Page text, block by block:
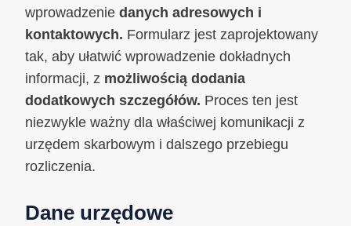
wprowadzenie danych adresowych i
kontaktowych. Formularz jest zaprojektowany
tak, aby ułatwić wprowadzenie dokładnych
informacji, z możliwością dodania
dodatkowych szczegółów. Proces ten jest
niezwykle ważny dla właściwej komunikacji z
urzędem skarbowym i dalszego przebiegu
rozliczenia.
Dane urzędowe